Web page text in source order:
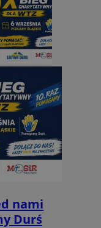
nami
Durś